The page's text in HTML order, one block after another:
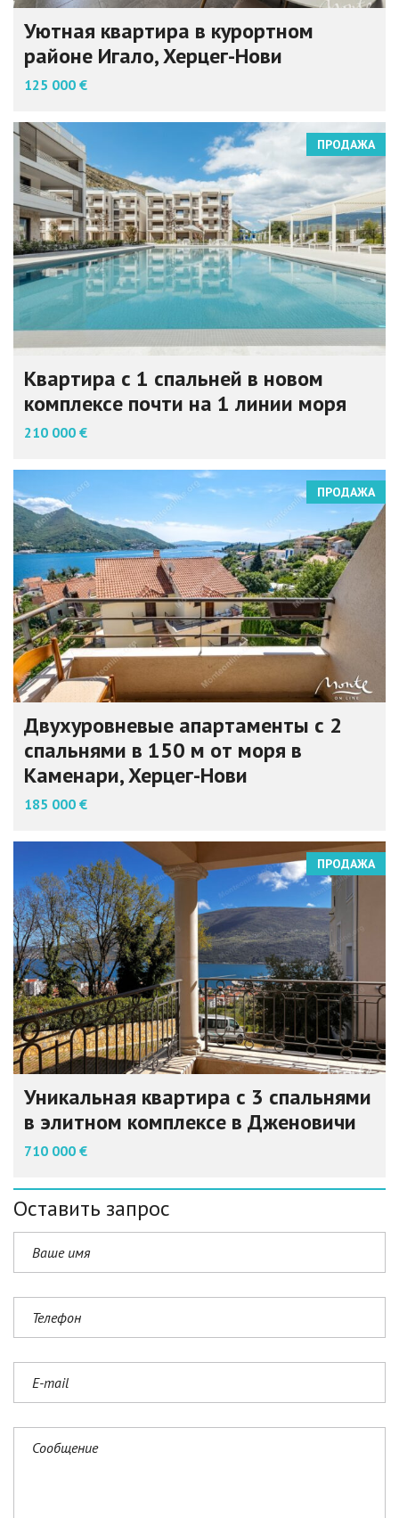
Уютная квартира в курортном
районе Игало, Херцег-Нови
125 000 €
ПРОДАЖА
Квартира с 1 спальней в новом
комплексе почти на 1 линии моря
210 000 €
ПРОДАЖА
Двухуровневые апартаменты с 2
спальнями в 150 м от моря в
Каменари, Херцег-Нови
185 000 €
ПРОДАЖА
Уникальная квартира с 3 спальнями
в элитном комплексе в Дженовичи
710 000 €
Оставить запрос